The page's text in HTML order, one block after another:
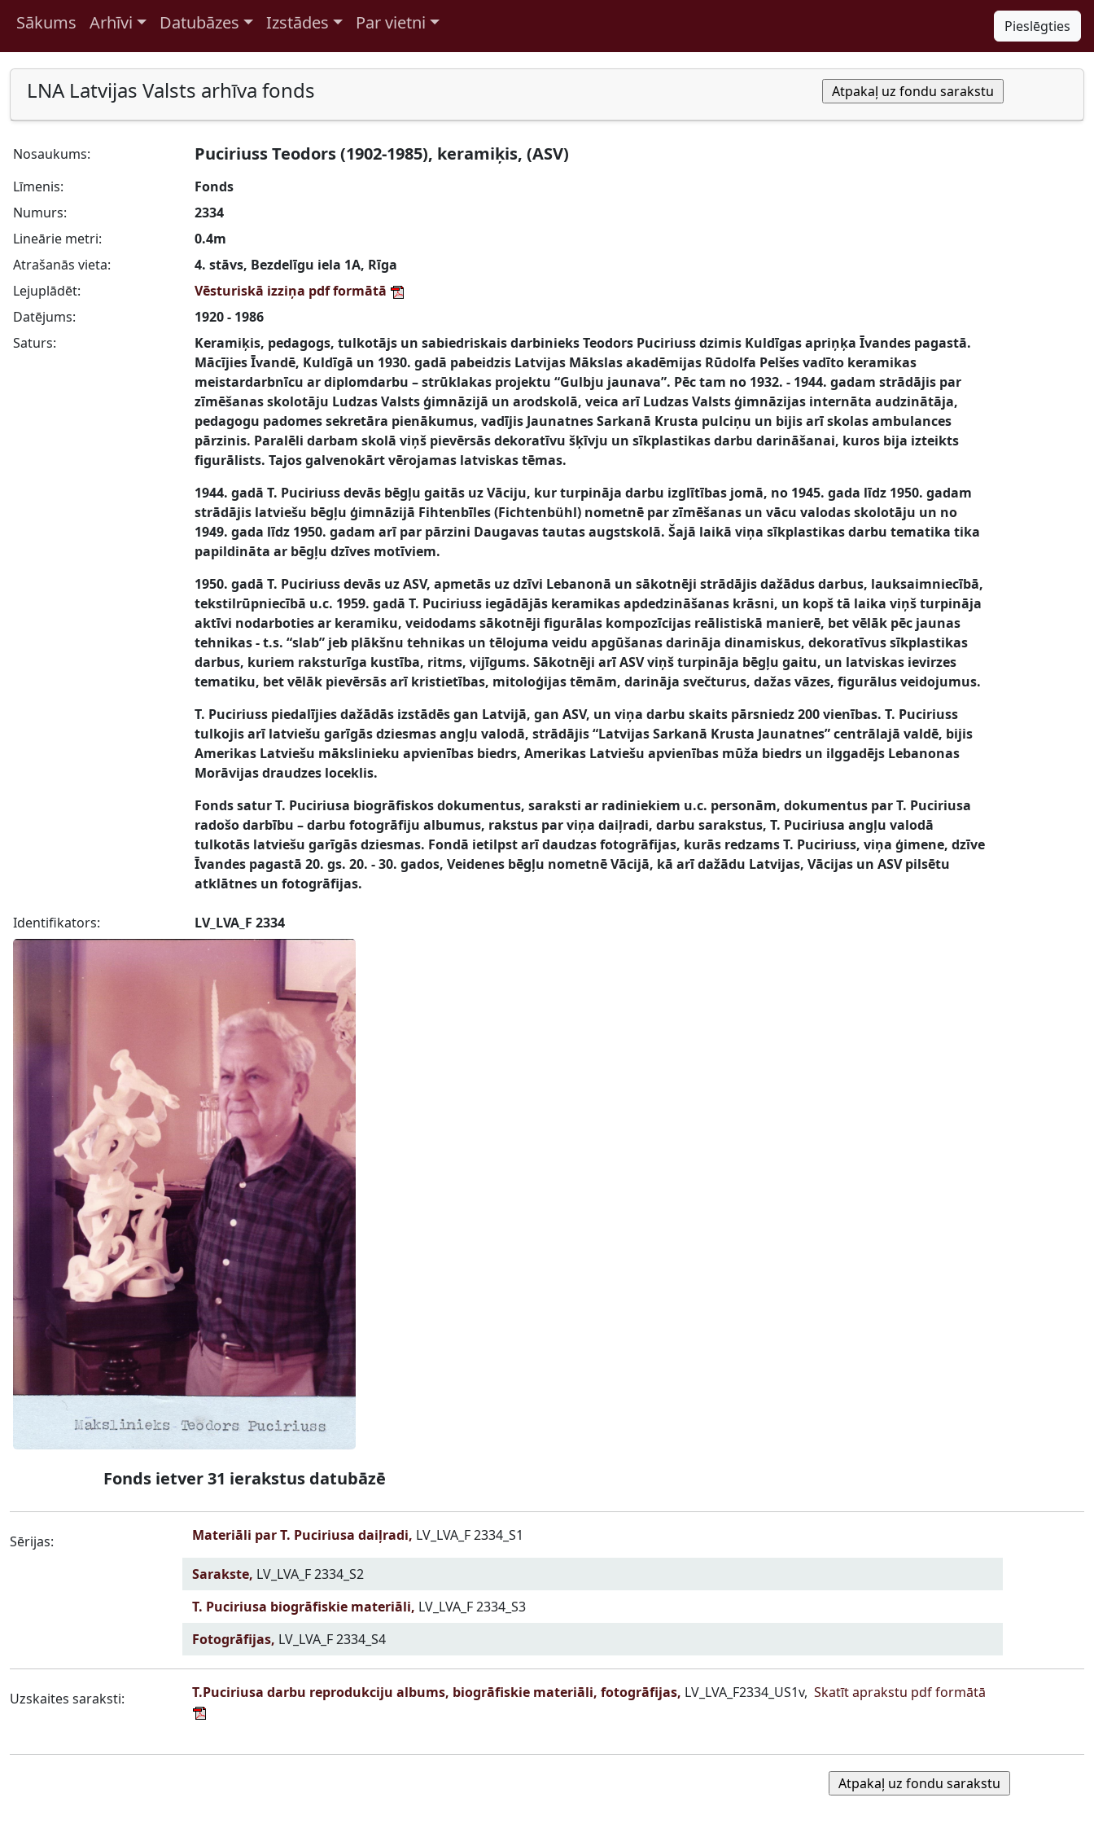
Pāriet uz saturu
Sākums Arhīvi Datubāzes Izstādes Par vietni Pieslēgties
LNA Latvijas Valsts arhīva fonds
Nosaukums: Puciriuss Teodors (1902-1985), keramiķis, (ASV)
Līmenis:
Fonds
Numurs:
2334
Lineārie metri:
0.4m
Atrašanās vieta:
4. stāvs, Bezdelīgu iela 1A, Rīga
Lejuplādēt:
Vēsturiskā izziņa pdf formātā
Datējums:
1920 - 1986
Saturs:
Keramiķis, pedagogs, tulkotājs un sabiedriskais darbinieks Teodors Puciriuss dzimis Kuldīgas apriņķa Īvandes pagastā.
Mācījies Īvandē, Kuldīgā un 1930. gadā pabeidzis Latvijas Mākslas akadēmijas Rūdolfa Pelšes vadīto keramikas
meistardarbnīcu ar diplomdarbu – strūklakas projektu “Gulbju jaunava”. Pēc tam no 1932. - 1944. gadam strādājis par
zīmēšanas skolotāju Ludzas Valsts ģimnāzijā un arodskolā, veica arī Ludzas Valsts ģimnāzijas internāta audzinātāja,
pedagogu padomes sekretāra pienākumus, vadījis Jaunatnes Sarkanā Krusta pulciņu un bijis arī skolas ambulances
pārzinis. Paralēli darbam skolā viņš pievērsās dekoratīvu šķīvju un sīkplastikas darbu darināšanai, kuros bija izteikts
figurālists. Tajos galvenokārt vērojamas latviskas tēmas.
1944. gadā T. Puciriuss devās bēgļu gaitās uz Vāciju, kur turpināja darbu izglītības jomā, no 1945. gada līdz 1950. gadam
strādājis latviešu bēgļu ģimnāzijā Fihtenbīles (Fichtenbühl) nometnē par zīmēšanas un vācu valodas skolotāju un no
1949. gada līdz 1950. gadam arī par pārzini Daugavas tautas augstskolā. Šajā laikā viņa sīkplastikas darbu tematika tika
papildināta ar bēgļu dzīves motīviem.
1950. gadā T. Puciriuss devās uz ASV, apmetās uz dzīvi Lebanonā un sākotnēji strādājis dažādus darbus, lauksaimniecībā,
tekstilrūpniecībā u.c. 1959. gadā T. Puciriuss iegādājās keramikas apdedzināšanas krāsni, un kopš tā laika viņš turpināja
aktīvi nodarboties ar keramiku, veidodams sākotnēji figurālas kompozīcijas reālistiskā manierē, bet vēlāk pēc jaunas
tehnikas - t.s. “slab” jeb plākšnu tehnikas un tēlojuma veidu apgūšanas darināja dinamiskus, dekoratīvus sīkplastikas
darbus, kuriem raksturīga kustība, ritms, vijīgums. Sākotnēji arī ASV viņš turpināja bēgļu gaitu, un latviskas ievirzes
tematiku, bet vēlāk pievērsās arī kristietības, mitoloģijas tēmām, darināja svečturus, dažas vāzes, figurālus veidojumus.
T. Puciriuss piedalījies dažādās izstādēs gan Latvijā, gan ASV, un viņa darbu skaits pārsniedz 200 vienības. T. Puciriuss
tulkojis arī latviešu garīgās dziesmas angļu valodā, strādājis “Latvijas Sarkanā Krusta Jaunatnes” centrālajā valdē, bijis
Amerikas Latviešu mākslinieku apvienības biedrs, Amerikas Latviešu apvienības mūža biedrs un ilggadējs Lebanonas
Morāvijas draudzes loceklis.
Fonds satur T. Puciriusa biogrāfiskos dokumentus, saraksti ar radiniekiem u.c. personām, dokumentus par T. Puciriusa
radošo darbību – darbu fotogrāfiju albumus, rakstus par viņa daiļradi, darbu sarakstus, T. Puciriusa angļu valodā
tulkotās latviešu garīgās dziesmas. Fondā ietilpst arī daudzas fotogrāfijas, kurās redzams T. Puciriuss, viņa ģimene, dzīve
Īvandes pagastā 20. gs. 20. - 30. gados, Veidenes bēgļu nometnē Vācijā, kā arī dažādu Latvijas, Vācijas un ASV pilsētu
atklātnes un fotogrāfijas.
Identifikators: LV_LVA_F 2334
Fonds ietver 31 ierakstus datubāzē
Sērijas: Materiāli par T. Puciriusa daiļradi, LV_LVA_F 2334_S1
Sarakste, LV_LVA_F 2334_S2
T. Puciriusa biogrāfiskie materiāli, LV_LVA_F 2334_S3
Fotogrāfijas, LV_LVA_F 2334_S4
Uzskaites saraksti: T.Puciriusa darbu reprodukciju albums, biogrāfiskie materiāli, fotogrāfijas, LV_LVA_F2334_US1v, Skatīt aprakstu pdf formātā